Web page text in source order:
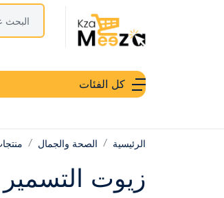
كل الفئات
الرئيسية الصحة والجمال
زيوت التسمير